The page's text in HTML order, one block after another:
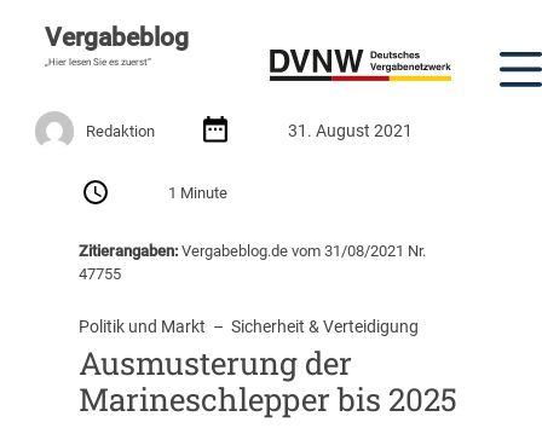
Vergabeblog
„Hier lesen Sie es zuerst“
Redaktion 31. August 2021
1 Minute
Zitierangaben:Vergabeblog.de vom 31/08/2021 Nr.
47755
Politik und Markt
  –
Sicherheit & Verteidigung
Ausmusterung der
Marineschlepper bis 2025